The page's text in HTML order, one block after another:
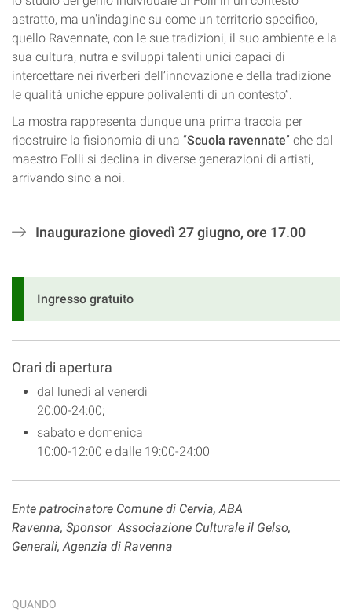
astratto, ma un'indagine su come un territorio specifico,
quello Ravennate, con le sue tradizioni, il suo ambiente e la
sua cultura, nutra e sviluppi talenti unici capaci di
intercettare nei riverberi dell’innovazione e della tradizione
le qualità uniche eppure polivalenti di un contesto”.
La mostra rappresenta dunque una prima traccia per
ricostruire la fisionomia di una “Scuola ravennate” che dal
maestro Folli si declina in diverse generazioni di artisti,
arrivando sino a noi.
Inaugurazione giovedì 27 giugno, ore 17.00
Ingresso gratuito
Orari di apertura
dal lunedì al venerdì
20:00-24:00;
sabato e domenica
10:00-12:00 e dalle 19:00-24:00
Ente patrocinatore Comune di Cervia, ABA
Ravenna, Sponsor Associazione Culturale il Gelso,
Generali, Agenzia di Ravenna
QUANDO